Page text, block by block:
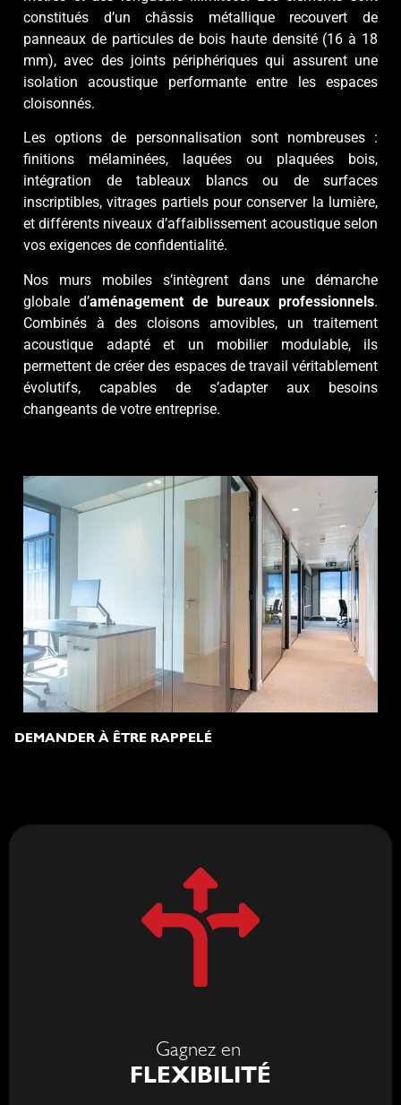
constitués d’un châssis métallique recouvert de
panneaux de particules de bois haute densité (16 à 18
mm), avec des joints périphériques qui assurent une
isolation acoustique performante entre les espaces
cloisonnés.
Les options de personnalisation sont nombreuses :
finitions mélaminées, laquées ou plaquées bois,
intégration de tableaux blancs ou de surfaces
inscriptibles, vitrages partiels pour conserver la lumière,
et différents niveaux d’affaiblissement acoustique selon
vos exigences de confidentialité.
Nos murs mobiles s’intègrent dans une démarche
globale d’aménagement de bureaux professionnels.
Combinés à des cloisons amovibles, un traitement
acoustique adapté et un mobilier modulable, ils
permettent de créer des espaces de travail véritablement
évolutifs, capables de s’adapter aux besoins
changeants de votre entreprise.
DEMANDER À ÊTRE RAPPELÉ
Gagnez en
FLEXIBILITÉ